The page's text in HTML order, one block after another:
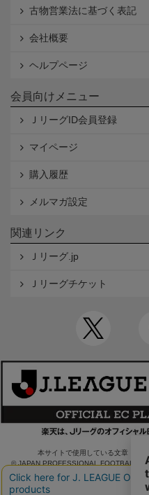
古物営業法に基づく表記
会社概要
ヘルプページ
会員向けメニュー
ＪリーグID会員登録
マイページ
購入履歴
メルマガ設定
関連リンク
Ｊリーグ.jp
Ｊリーグチケット
本サイトで使用している文章・画
© JAPAN PROFESSIONAL FOOTBALL